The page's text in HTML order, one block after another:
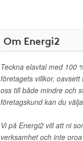
Om Energi2
Teckna elavtal med 100
företagets villkor,
oss till både mindre och
företagskund kan du
Vi på Energi2 vill att ni
verksamhet och inte